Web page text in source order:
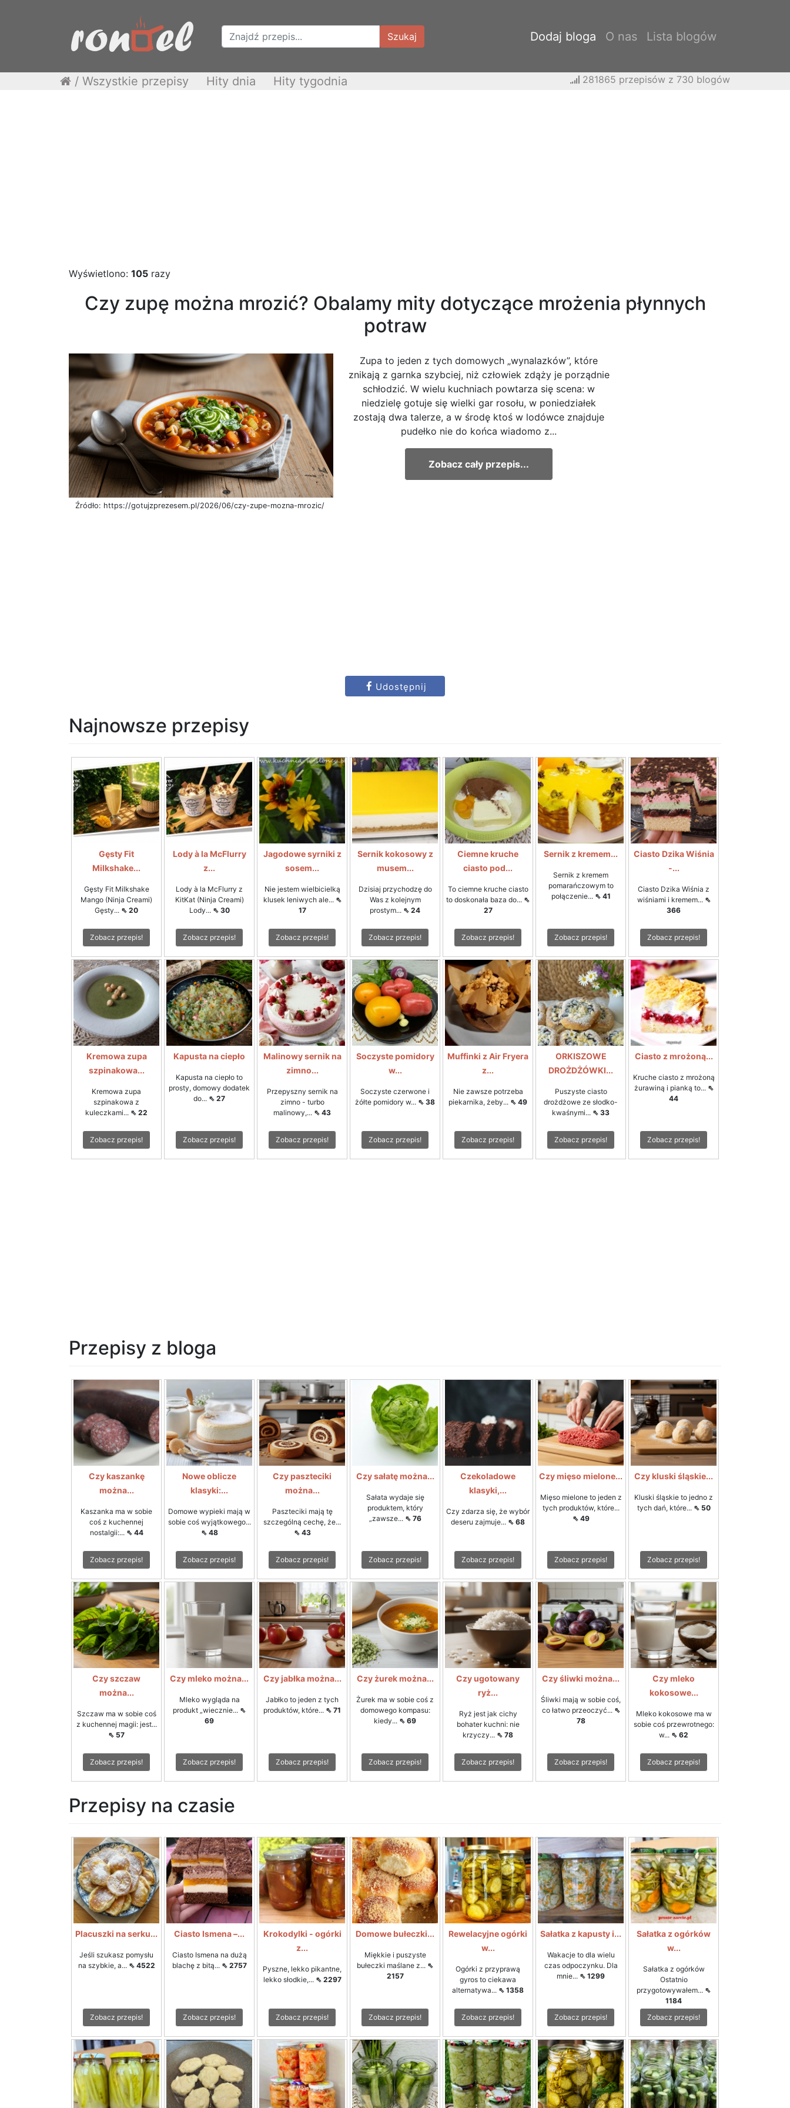
Szukaj Dodaj bloga O nas Lista blogów
/ Wszystkie przepisy Hity dnia Hity tygodnia 281865 przepisów z 730 blogów
Wyświetlono: 105 razy
Czy zupę można mrozić? Obalamy mity dotyczące mrożenia płynnych
potraw
Źródło: https://gotujzprezesem.pl/2026/06/czy-zupe-mozna-mrozic/
Zupa to jeden z tych domowych „wynalazków”, które
znikają z garnka szybciej, niż człowiek zdąży je porządnie
schłodzić. W wielu kuchniach powtarza się scena: w
niedzielę gotuje się wielki gar rosołu, w poniedziałek
zostają dwa talerze, a w środę ktoś w lodówce znajduje
pudełko nie do końca wiadomo z...
Zobacz cały przepis...
Udostępnij
Najnowsze przepisy
Gęsty Fit
Milkshake...
Gęsty Fit Milkshake
Mango (Ninja Creami)
Gęsty... ⇖ 20
Zobacz przepis!
Lody à la McFlurry
z...
Lody à la McFlurry z
KitKat (Ninja Creami)
Lody... ⇖ 30
Zobacz przepis!
Jagodowe syrniki z
sosem...
Nie jestem wielbicielką
klusek leniwych ale... ⇖
17
Zobacz przepis!
Sernik kokosowy z
musem...
Dzisiaj przychodzę do
Was z kolejnym
prostym... ⇖ 24
Zobacz przepis!
Ciemne kruche
ciasto pod...
To ciemne kruche ciasto
to doskonała baza do... ⇖
27
Zobacz przepis!
Sernik z kremem...
Sernik z kremem
pomarańczowym to
połączenie... ⇖ 41
Zobacz przepis!
Ciasto Dzika Wiśnia
-...
Ciasto Dzika Wiśnia z
wiśniami i kremem... ⇖
366
Zobacz przepis!
Kremowa zupa
szpinakowa...
Kremowa zupa
szpinakowa z
kuleczkami... ⇖ 22
Zobacz przepis!
Kapusta na ciepło
Kapusta na ciepło to
prosty, domowy dodatek
do... ⇖ 27
Zobacz przepis!
Malinowy sernik na
zimno...
Przepyszny sernik na
zimno - turbo
malinowy,... ⇖ 43
Zobacz przepis!
Soczyste pomidory
w...
Soczyste czerwone i
żółte pomidory w... ⇖ 38
Zobacz przepis!
Muffinki z Air Fryera
z...
Nie zawsze potrzeba
piekarnika, żeby... ⇖ 49
Zobacz przepis!
ORKISZOWE
DROŻDŻÓWKI...
Puszyste ciasto
drożdżowe ze słodko-
kwaśnymi... ⇖ 33
Zobacz przepis!
Ciasto z mrożoną...
Kruche ciasto z mrożoną
żurawiną i pianką to... ⇖
44
Zobacz przepis!
Przepisy z bloga
Czy kaszankę
można...
Kaszanka ma w sobie
coś z kuchennej
nostalgii:... ⇖ 44
Zobacz przepis!
Nowe oblicze
klasyki:...
Domowe wypieki mają w
sobie coś wyjątkowego...
⇖ 48
Zobacz przepis!
Czy paszteciki
można...
Paszteciki mają tę
szczególną cechę, że...
⇖ 43
Zobacz przepis!
Czy sałatę można...
Sałata wydaje się
produktem, który
„zawsze... ⇖ 76
Zobacz przepis!
Czekoladowe
klasyki,...
Czy zdarza się, że wybór
deseru zajmuje... ⇖ 68
Zobacz przepis!
Czy mięso mielone...
Mięso mielone to jeden z
tych produktów, które...
⇖ 49
Zobacz przepis!
Czy kluski śląskie...
Kluski śląskie to jedno z
tych dań, które... ⇖ 50
Zobacz przepis!
Czy szczaw
można...
Szczaw ma w sobie coś
z kuchennej magii: jest...
⇖ 57
Zobacz przepis!
Czy mleko można...
Mleko wygląda na
produkt „wiecznie... ⇖
69
Zobacz przepis!
Czy jabłka można...
Jabłko to jeden z tych
produktów, które... ⇖ 71
Zobacz przepis!
Czy żurek można...
Żurek ma w sobie coś z
domowego kompasu:
kiedy... ⇖ 69
Zobacz przepis!
Czy ugotowany
ryż...
Ryż jest jak cichy
bohater kuchni: nie
krzyczy... ⇖ 78
Zobacz przepis!
Czy śliwki można...
Śliwki mają w sobie coś,
co łatwo przeoczyć... ⇖
78
Zobacz przepis!
Czy mleko
kokosowe...
Mleko kokosowe ma w
sobie coś przewrotnego:
w... ⇖ 62
Zobacz przepis!
Przepisy na czasie
Placuszki na serku...
Jeśli szukasz pomysłu
na szybkie, a... ⇖ 4522
Zobacz przepis!
Ciasto Ismena –...
Ciasto Ismena na dużą
blachę z bitą... ⇖ 2757
Zobacz przepis!
Krokodylki - ogórki
z...
Pyszne, lekko pikantne,
lekko słodkie,... ⇖ 2297
Zobacz przepis!
Domowe bułeczki...
Miękkie i puszyste
bułeczki maślane z... ⇖
2157
Zobacz przepis!
Rewelacyjne ogórki
w...
Ogórki z przyprawą
gyros to ciekawa
alternatywa... ⇖ 1358
Zobacz przepis!
Sałatka z kapusty i...
Wakacje to dla wielu
czas odpoczynku. Dla
mnie... ⇖ 1299
Zobacz przepis!
Sałatka z ogórków
w...
Sałatka z ogórków
Ostatnio
przygotowywałem... ⇖
1184
Zobacz przepis!